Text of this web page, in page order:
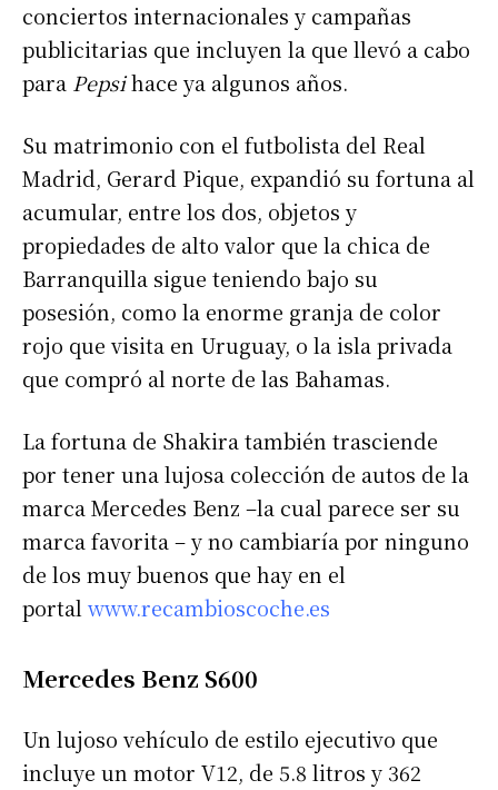
conciertos internacionales y campañas
publicitarias que incluyen la que llevó a cabo
para Pepsihace ya algunos años.
Su matrimonio con el futbolista del Real
Madrid, Gerard Pique, expandió su fortuna al
acumular, entre los dos, objetos y
propiedades de alto valor que la chica de
Barranquilla sigue teniendo bajo su
posesión, como la enorme granja de color
rojo que visita en Uruguay, o la isla privada
que compró al norte de las Bahamas.
La fortuna de Shakira también trasciende
por tener una lujosa colección de autos de la
marca Mercedes Benz –la cual parece ser su
marca favorita – y no cambiaría por ninguno
de los muy buenos que hay en el
portalwww.recambioscoche.es
Mercedes Benz S600
Un lujoso vehículo de estilo ejecutivo que
incluye un motor V12, de 5.8 litros y 362